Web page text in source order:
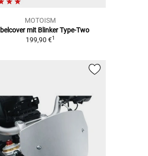
MOTOISM
mit Blinker Type-Two
199,90 €1